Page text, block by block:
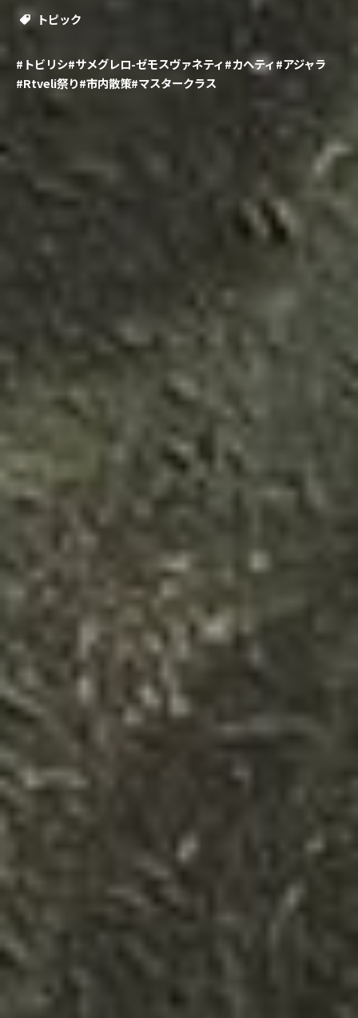
トピック
#トビリシ#サメグレロ-ゼモスヴァネティ#カヘティ#アジャラ
#Rtveli祭り#市内散策#マスタークラス